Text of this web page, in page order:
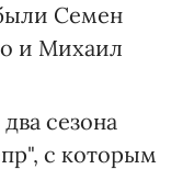
Семен
и Михаил
сезона
с которым